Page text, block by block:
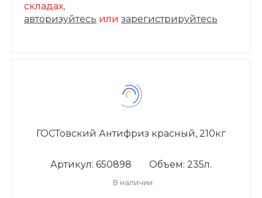
складах,
авторизуйтесь или зарегистрируйтесь
ГОСТовский Антифриз красный, 210кг
Артикул: 650898 Объем: 235л.
В наличии